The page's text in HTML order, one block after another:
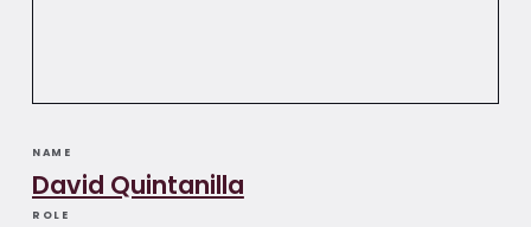
NAME
David Quintanilla
ROLE